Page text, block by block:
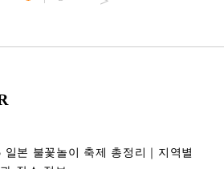
일본 불꽃놀이 축제 총정리｜지역별